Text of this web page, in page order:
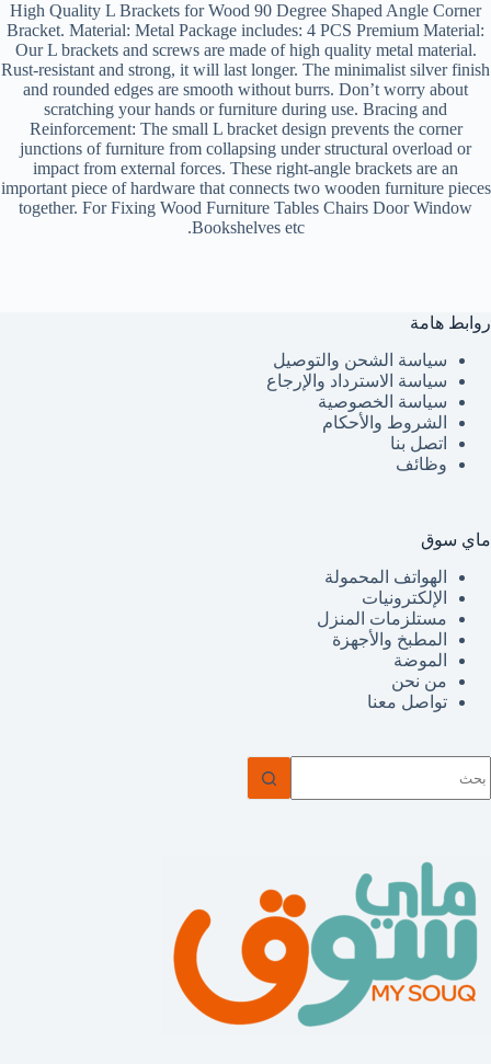
High Quality L Brackets for Wood 90 Degree Shaped Angle Corner
Bracket. Material: Metal Package includes: 4 PCS Premium Material:
Our L brackets and screws are made of high quality metal material.
Rust-resistant and strong, it will last longer. The minimalist silver finish
and rounded edges are smooth without burrs. Don’t worry about
scratching your hands or furniture during use. Bracing and
Reinforcement: The small L bracket design prevents the corner
junctions of furniture from collapsing under structural overload or
impact from external forces. These right-angle brackets are an
important piece of hardware that connects two wooden furniture pieces
together. For Fixing Wood Furniture Tables Chairs Door Window
Bookshelves etc.
روابط هامة
سياسة الشحن والتوصيل
سياسة الاسترداد والإرجاع
سياسة الخصوصية
الشروط والأحكام
اتصل بنا
وظائف
ماي سوق
الهواتف المحمولة
الإلكترونيات
مستلزمات المنزل
المطبخ والأجهزة
الموضة
من نحن
تواصل معنا
توجد